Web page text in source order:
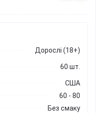
Дорослі (18+)
60 шт.
США
60 - 80
Без смаку